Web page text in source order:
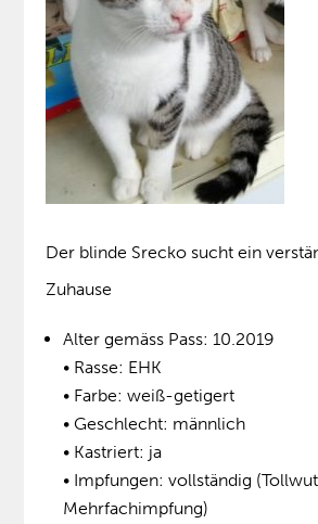
Der blinde Srecko sucht ein
Zuhause
Alter gemäss Pass: 10.2019
• Rasse: EHK
• Farbe: weiß-getigert
• Geschlecht: männlich
• Kastriert: ja
• Impfungen: vollständig
Mehrfachimpfung)